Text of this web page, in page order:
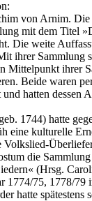
von Arnim. Die
mit dem Titel
Die weite
ihrer Sammlung
Mittelpunkt ihrer
Beide waren
hatten dessen
1744) hatte
eine kulturelle
die
(Hrsg.
1774/75, 1778/79
hatte spätestens